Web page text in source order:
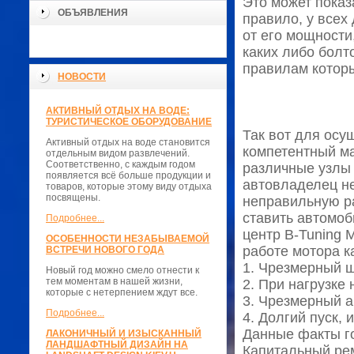
ОБЪЯВЛЕНИЯ
НОВОСТИ
АКТИВНЫЙ ОТДЫХ НА ВОДЕ:
ТУРИСТИЧЕСКОЕ ОБОРУДОВАНИЕ
Активный отдых на воде становится
отдельным видом развлечений.
Соответственно, с каждым годом
появляется всё больше продукции и
товаров, которые этому виду отдыха
посвящены.
Подробнее...
ОСОБЕННОСТИ НЕЗАБЫВАЕМОЙ
ВСТРЕЧИ НОВОГО ГОДА
Новый год можно смело отнести к
тем моментам в нашей жизни,
которые с нетерпением ждут все.
Подробнее...
ЛАКОНИЧНЫЙ И ИЗЫСКАННЫЙ
ЛАНДШАФТНЫЙ ДИЗАЙН НА
правило, у всех
от его
каких либо
правилам
Так вот для
компетентный
различные
автовладелец
неправильную
ставить
центр B-Tuning
работе мотора
1. Чрезмерный
2. При нагрузке
3. Чрезмерный
4. Долгий пуск,
Данные факты